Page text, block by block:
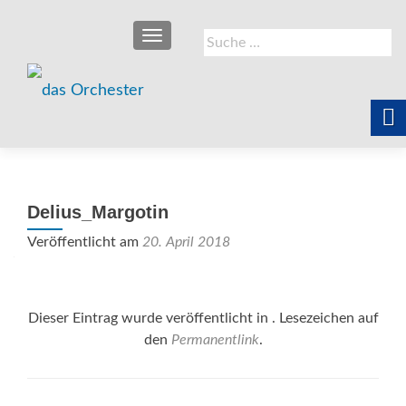
Suche
nach:
SCHALTE NAVIGATION
Delius_Margotin
Veröffentlicht am 20. April 2018
Dieser Eintrag wurde veröffentlicht in . Lesezeichen auf
den Permanentlink.